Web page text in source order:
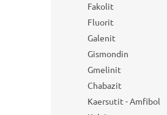
Fakolit
Fluorit
Galenit
Gismondin
Gmelinit
Chabazit
Kaersutit - Amfibol